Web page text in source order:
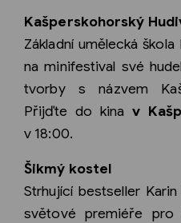
Kašperskohorský
Základní umělecká
na minifestival své
tvorby s názvem
Přijďte do kinav
v 18:00.
Šikmý kostel
Strhující bestseller
světové premiéře pro